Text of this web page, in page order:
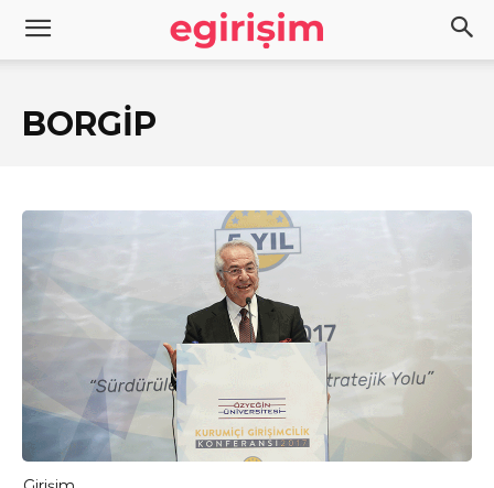
BORGİP